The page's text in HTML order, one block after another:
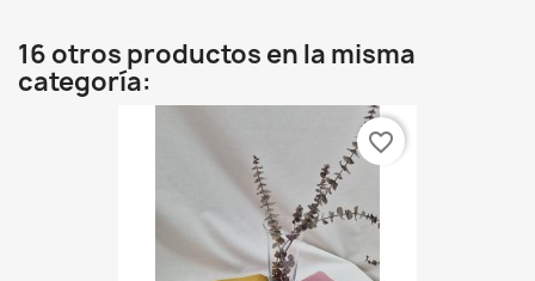
16 otros productos en la misma
categoría:
favorite_border